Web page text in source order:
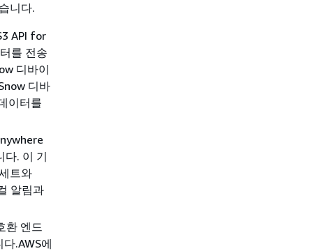
니다.
API for
를 전송
디바이
디바
이터를
다. 이 기
트와
알림과
환 엔드
.AWS에